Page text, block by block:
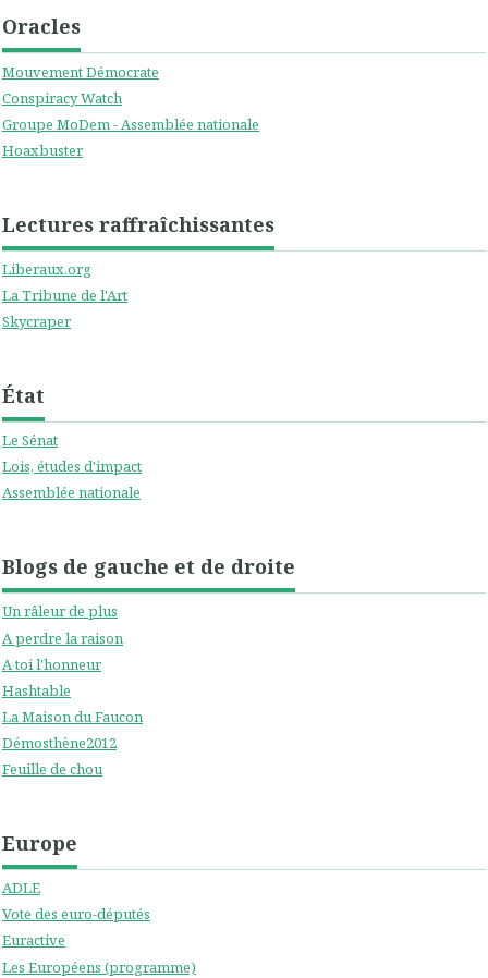
Oracles
Mouvement Démocrate
Conspiracy Watch
Groupe MoDem - Assemblée nationale
Hoaxbuster
Lectures raffraîchissantes
Liberaux.org
La Tribune de l'Art
Skycraper
État
Le Sénat
Lois, études d'impact
Assemblée nationale
Blogs de gauche et de droite
Un râleur de plus
A perdre la raison
A toi l'honneur
Hashtable
La Maison du Faucon
Démosthène2012
Feuille de chou
Europe
ADLE
Vote des euro-députés
Euractive
Les Européens (programme)